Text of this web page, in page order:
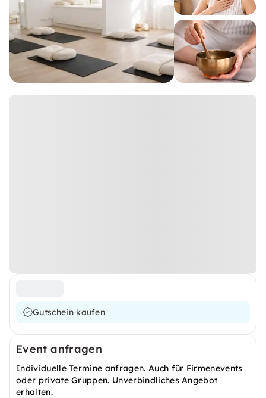
Gutschein kaufen
Event anfragen
Individuelle Termine anfragen. Auch für Firmenevents
oder private Gruppen. Unverbindliches Angebot
erhalten.